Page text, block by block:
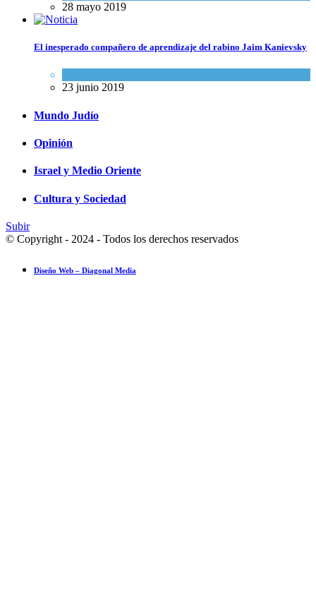
28 mayo 2019
El inesperado compañero de aprendizaje del rabino Jaim Kanievsky
23 junio 2019
Mundo Judío
Opinión
Israel y Medio Oriente
Cultura y Sociedad
Subir
© Copyright - 2024 - Todos los derechos reservados
Diseño Web – Diagonal Media